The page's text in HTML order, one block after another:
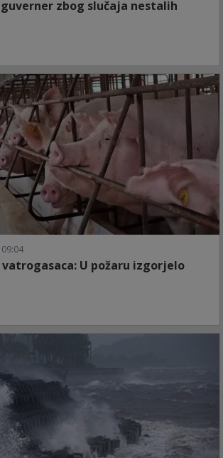
zbog slučaja nestalih
U požaru izgorjelo